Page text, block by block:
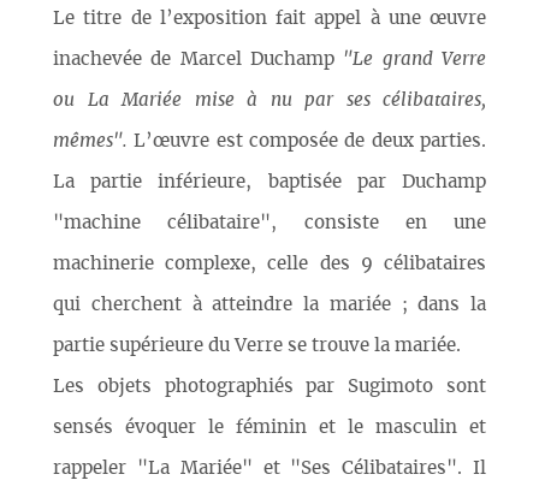
Le titre de l’exposition fait appel à une œuvre
inachevée de Marcel Duchamp "Le grand Verre
ou La Mariée mise à nu par ses célibataires,
mêmes". L’œuvre est composée de deux parties.
La partie inférieure, baptisée par Duchamp
"machine célibataire", consiste en une
machinerie complexe, celle des 9 célibataires
qui cherchent à atteindre la mariée ; dans la
partie supérieure du Verre se trouve la mariée.
Les objets photographiés par Sugimoto sont
sensés évoquer le féminin et le masculin et
rappeler "La Mariée" et "Ses Célibataires". Il